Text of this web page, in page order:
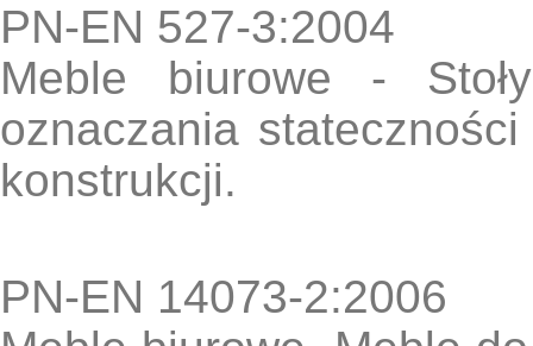
PN-EN 527-3:2004
Meble biurowe -
oznaczania
konstrukcji.
PN-EN 14073-2:2006